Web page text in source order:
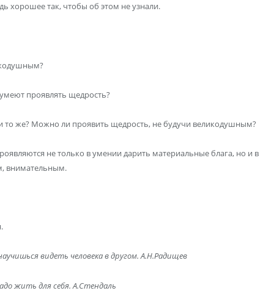
хорошее так, чтобы об этом не узнали.
проявлять щедрость?
же? Можно ли проявить щедрость, не будучи великодушным?
не только в умении дарить материальные блага, но и в
внимательным.
видеть человека в другом. А.Н.Радищев
жить для себя. А.Стендаль